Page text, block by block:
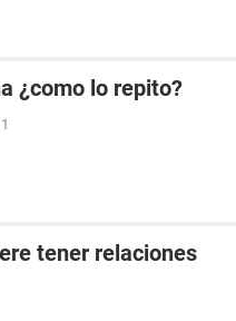
¿como lo repito?
tener relaciones